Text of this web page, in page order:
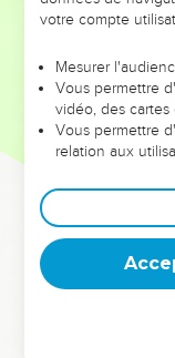
leur foi ou leur
et les saisons
sont
Dans cette
clés pour avancer
deviennent vos
équipe, un
votre compte
Mesurer
Vous permettre
vidéo, des
Vous permettre
relation aux